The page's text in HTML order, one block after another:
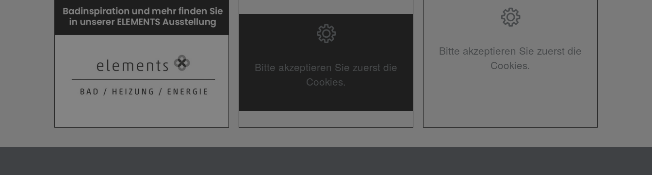
Bitte akzeptieren Sie zuerst die
Cookies.
Bitte akzeptieren Sie zuerst die
Cookies.